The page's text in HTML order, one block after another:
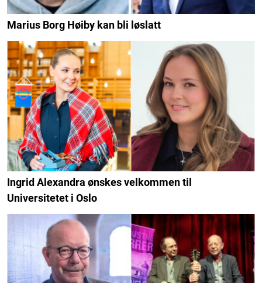
Marius Borg Høiby kan bli løslatt
Ingrid Alexandra ønskes velkommen til
Universitetet i Oslo